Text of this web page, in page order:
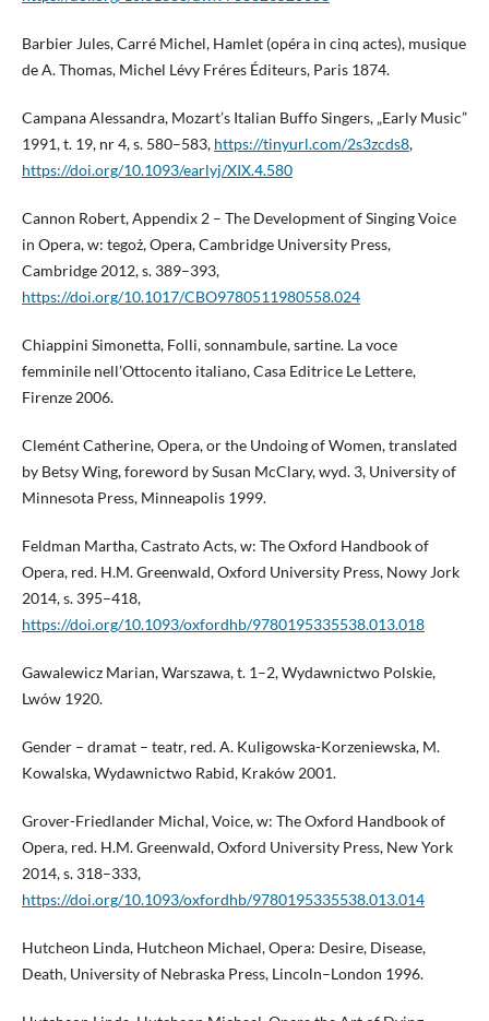
Barbier Jules, Carré Michel, Hamlet (opéra in cinq actes), musique
de A. Thomas, Michel Lévy Fréres Éditeurs, Paris 1874.
Campana Alessandra, Mozart’s Italian Buffo Singers, „Early Music”
1991, t. 19, nr 4, s. 580–583, https://tinyurl.com/2s3zcds8,
https://doi.org/10.1093/earlyj/XIX.4.580
Cannon Robert, Appendix 2 – The Development of Singing Voice
in Opera, w: tegoż, Opera, Cambridge University Press,
Cambridge 2012, s. 389–393,
https://doi.org/10.1017/CBO9780511980558.024
Chiappini Simonetta, Folli, sonnambule, sartine. La voce
femminile nell’Ottocento italiano, Casa Editrice Le Lettere,
Firenze 2006.
Clemént Catherine, Opera, or the Undoing of Women, translated
by Betsy Wing, foreword by Susan McClary, wyd. 3, University of
Minnesota Press, Minneapolis 1999.
Feldman Martha, Castrato Acts, w: The Oxford Handbook of
Opera, red. H.M. Greenwald, Oxford University Press, Nowy Jork
2014, s. 395–418,
https://doi.org/10.1093/oxfordhb/9780195335538.013.018
Gawalewicz Marian, Warszawa, t. 1–2, Wydawnictwo Polskie,
Lwów 1920.
Gender – dramat – teatr, red. A. Kuligowska-Korzeniewska, M.
Kowalska, Wydawnictwo Rabid, Kraków 2001.
Grover-Friedlander Michal, Voice, w: The Oxford Handbook of
Opera, red. H.M. Greenwald, Oxford University Press, New York
2014, s. 318–333,
https://doi.org/10.1093/oxfordhb/9780195335538.013.014
Hutcheon Linda, Hutcheon Michael, Opera: Desire, Disease,
Death, University of Nebraska Press, Lincoln–London 1996.